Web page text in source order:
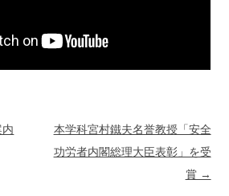
本学科宮村鐵夫名誉教授「安全
功労者内閣総理大臣表彰」を受
賞 →